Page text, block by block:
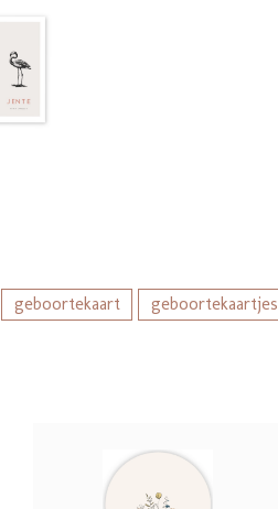
geboortekaart geboortekaartjes